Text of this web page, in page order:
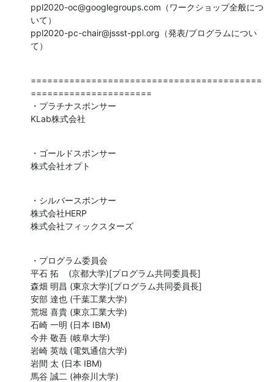
ppl2020-oc@googlegroups.com（ワークショップ全般につ
いて）
ppl2020-pc-chair@jssst-ppl.org（発表/プログラムについ
て）
==========================================
======================
・プラチナスポンサー
KLab株式会社
・ゴールドスポンサー
株式会社オプト
・シルバースポンサー
株式会社HERP
株式会社フィックスターズ
・プログラム委員会
平石 拓    (京都大学)[プログラム共同委員長]
森畑 明昌 (東京大学)[プログラム共同委員長]
安部 達也 (千葉工業大学)
荒堀 喜貴 (東京工業大学)
石崎 一明 (日本 IBM)
今井 敬吾 (岐阜大学)
岩崎 英哉 (電気通信大学)
岩間 太 (日本 IBM)
馬谷 誠二 (神奈川大学)